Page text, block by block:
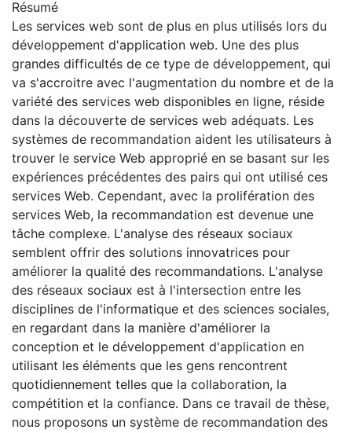
Résumé
Les services web sont de plus en plus utilisés lors du
développement d'application web. Une des plus
grandes difficultés de ce type de développement, qui
va s'accroitre avec l'augmentation du nombre et de la
variété des services web disponibles en ligne, réside
dans la découverte de services web adéquats. Les
systèmes de recommandation aident les utilisateurs à
trouver le service Web approprié en se basant sur les
expériences précédentes des pairs qui ont utilisé ces
services Web. Cependant, avec la prolifération des
services Web, la recommandation est devenue une
tâche complexe. L'analyse des réseaux sociaux
semblent offrir des solutions innovatrices pour
améliorer la qualité des recommandations. L'analyse
des réseaux sociaux est à l'intersection entre les
disciplines de l'informatique et des sciences sociales,
en regardant dans la manière d'améliorer la
conception et le développement d'application en
utilisant les éléments que les gens rencontrent
quotidiennement telles que la collaboration, la
compétition et la confiance. Dans ce travail de thèse,
nous proposons un système de recommandation des